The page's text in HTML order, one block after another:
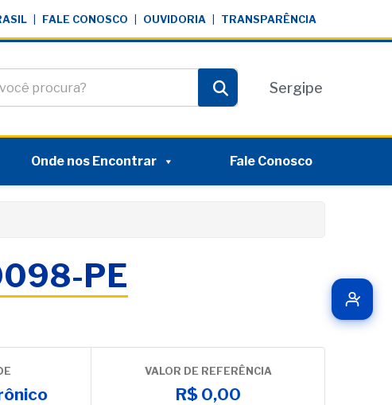
FALE CONOSCO OUVIDORIA TRANSPARÊNCIA
Pesquisar
Sergipe
Onde nos Encontrar Fale Conosco
PE
VALOR DE REFERÊNCIA
R$ 0,00